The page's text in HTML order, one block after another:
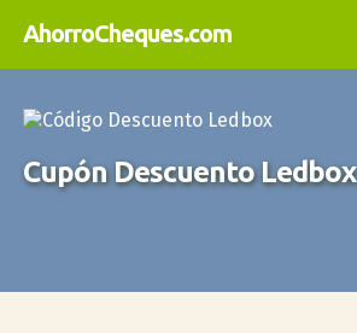
AhorroCheques.com
Cupón Descuento Ledbox